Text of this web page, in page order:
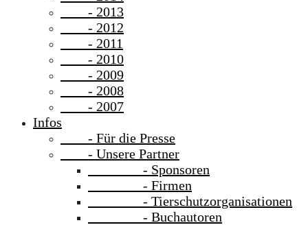
- 2013
- 2012
- 2011
- 2010
- 2009
- 2008
- 2007
Infos
- Für die Presse
- Unsere Partner
- Sponsoren
- Firmen
- Tierschutzorganisationen
- Buchautoren